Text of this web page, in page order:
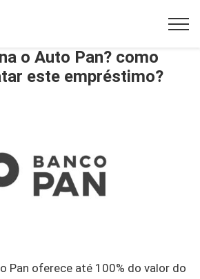
o Auto Pan? como
este empréstimo?
Pan oferece até 100% do valor do